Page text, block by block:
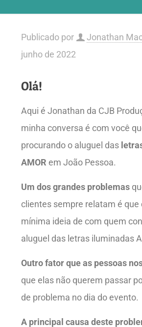
Publicado por Jonathan
junho de 2022
Olá!
Aqui é Jonathan da CJB
minha conversa é com você
procurando o aluguel das
AMOR em João Pessoa.
Um dos grandes problemas
clientes sempre relatam é que
mínima ideia de com quem
aluguel das letras iluminadas
Outro fator que as pessoas
que elas não querem passar
de problema no dia do evento.
A principal causa deste